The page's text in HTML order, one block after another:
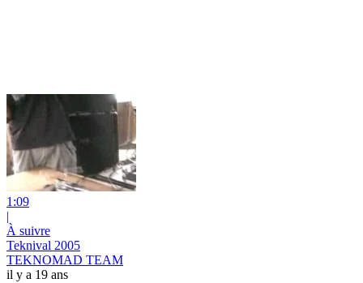
1:09
|
À suivre
Teknival 2005
TEKNOMAD TEAM
il y a 19 ans